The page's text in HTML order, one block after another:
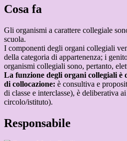
Cosa fa
Gli organismi a carattere collegiale
scuola.
I componenti degli organi collegiali
della categoria di appartenenza; i
organismi collegiali sono, pertanto,
La funzione degli organi collegiali è
di collocazione: è consultiva e
di classe e interclasse), è deliberativa
circolo/istituto).
Responsabile